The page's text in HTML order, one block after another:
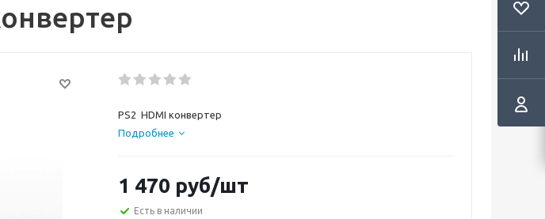
PS2 HDMI конвертер
Подробнее
1 470 руб/шт
Есть в наличии